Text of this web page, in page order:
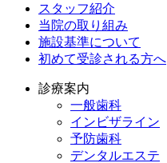
スタッフ紹介
当院の取り組み
施設基準について
初めて受診される方へ
診療案内
一般歯科
インビザライン
予防歯科
デンタルエステ